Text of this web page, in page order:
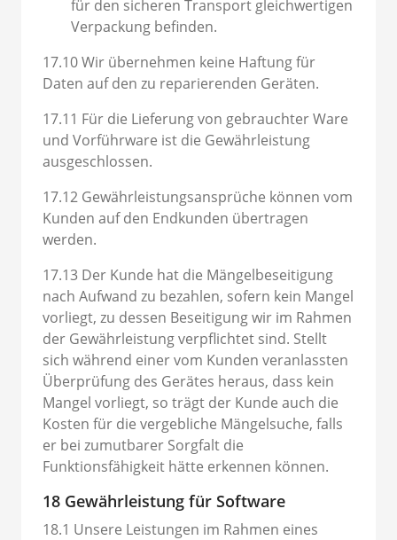
für den sicheren Transport gleichwertigen
Verpackung befinden.
17.10 Wir übernehmen keine Haftung für
Daten auf den zu reparierenden Geräten.
17.11 Für die Lieferung von gebrauchter Ware
und Vorführware ist die Gewährleistung
ausgeschlossen.
17.12 Gewährleistungsansprüche können vom
Kunden auf den Endkunden übertragen
werden.
17.13 Der Kunde hat die Mängelbeseitigung
nach Aufwand zu bezahlen, sofern kein Mangel
vorliegt, zu dessen Beseitigung wir im Rahmen
der Gewährleistung verpflichtet sind. Stellt
sich während einer vom Kunden veranlassten
Überprüfung des Gerätes heraus, dass kein
Mangel vorliegt, so trägt der Kunde auch die
Kosten für die vergebliche Mängelsuche, falls
er bei zumutbarer Sorgfalt die
Funktionsfähigkeit hätte erkennen können.
18 Gewährleistung für Software
18.1 Unsere Leistungen im Rahmen eines